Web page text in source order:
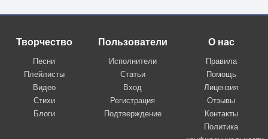
Творчество
Песни
Плейлисты
Видео
Стихи
Блоги
Пользователи
Исполнители
Статьи
Вход
Регистрация
Подтверждение
О нас
Правила
Помощь
Лицензия
Отзывы
Контакты
Политика